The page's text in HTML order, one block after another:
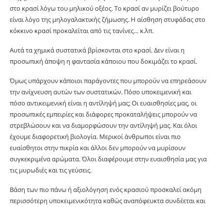
στο κρασί λόγω του μηλικού οξέος. Το κρασί αν μυρίζει βούτυρο
είναι λόγο της μηλογαλακτικής ζήμωσης. Η αίσθηση στυφάδας στο
κόκκινο κρασί προκαλείται από τις τανίνες… κ.λπ.
Αυτά τα χημικά συστατικά βρίσκονται στο κρασί. Δεν είναι η
προσωπική άποψη η φαντασία κάποιου που δοκιμάζει το κρασί.
Όμως υπάρχουν κάποιοι παράγοντες που μπορούν να επηρεάσουν
την ανίχνευση αυτών των συστατικών. Πόσο υποκειμενική και
πόσο αντικειμενική είναι η αντίληψή μας; Οι ευαισθησίες μας, οι
προσωπικές εμπειρίες και διάφορες προκαταλήψεις μπορούν να
στρεβλώσουν και να διαμορφώσουν την αντίληψή μας. Και όλοι
έχουμε διαφορετική βιολογία. Μερικοί άνθρωποι είναι πιο
ευαίσθητοι στην πικρία και άλλοι δεν μπορούν να μυρίσουν
συγκεκριμένα αρώματα. Όλοι διαφέρουμε στην ευαισθησία μας για
τις μυρωδιές και τις γεύσεις.
Βάση των πιο πάνω ή αξιολόγηση ενός κρασιού προσκαλεί ακόμη
περισσότερη υποκειμενικότητα καθώς αναπόφευκτα συνδέεται και